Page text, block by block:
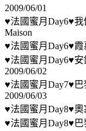
2009/06/01
♥法國蜜月Day6♥我
Maison
♥法國蜜月Day6♥
♥法國蜜月Day6♥安
2009/06/02
♥法國蜜月Day7♥
2009/06/03
♥法國蜜月Day8♥
♥法國蜜月Day8♥巴